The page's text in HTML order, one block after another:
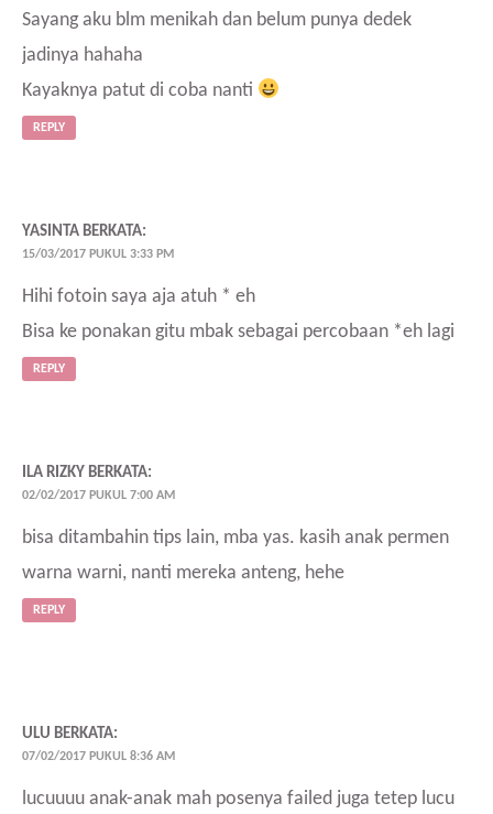
Sayang aku blm menikah dan belum punya dedek
jadinya hahaha
Kayaknya patut di coba nanti
REPLY
YASINTA BERKATA:
15/03/2017 PUKUL 3:33 PM
Hihi fotoin saya aja atuh * eh
Bisa ke ponakan gitu mbak sebagai percobaan *eh lagi
REPLY
ILA RIZKY BERKATA:
02/02/2017 PUKUL 7:00 AM
bisa ditambahin tips lain, mba yas. kasih anak permen
warna warni, nanti mereka anteng, hehe
REPLY
ULU BERKATA:
07/02/2017 PUKUL 8:36 AM
lucuuuu anak-anak mah posenya failed juga tetep lucu